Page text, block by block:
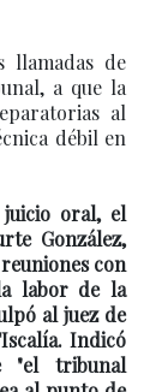
llamadas de
a que la
al
débil en
oral, el
González,
con
labor de la
al juez de
Indicó
"el tribunal